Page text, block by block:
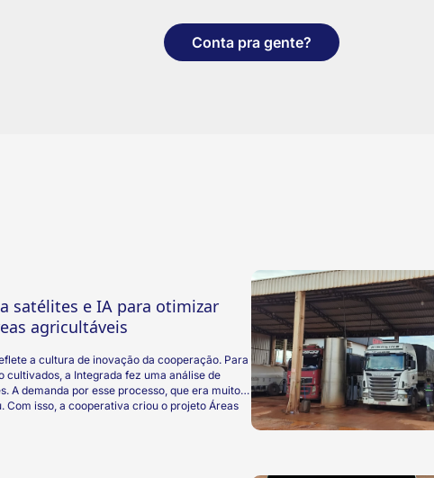
Conta pra gente?
satélites e IA para otimizar
agricultáveis
a cultura de inovação da cooperação. Para
cultivados, a Integrada fez uma análise de
A demanda por esse processo, que era muito
Com isso, a cooperativa criou o projeto Áreas